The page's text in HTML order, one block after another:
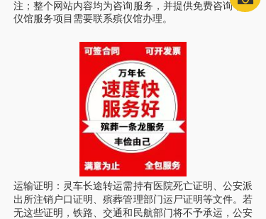
注； 整个网站内容均为咨询服务，并提供免费咨询，殡
仪馆服务项目需要联系殡仪馆办理。
运输证明： 灵车长途转运需持有医院死亡证明、公安派
出所注销户口证明、殡葬管理部门运尸证明等文件。若
无这些证明，铁路、交通和民航部门将不予承运，公安